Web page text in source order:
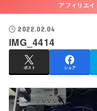
アフィリエ
2022.02.04
IMG_4414
ポスト シェア